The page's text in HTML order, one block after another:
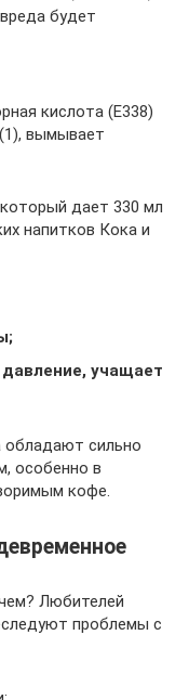
будет
кислота (Е338)
вымывает
дает 330 мл
напитков Кока и
учащает
обладают сильно
особенно в
кофе.
Любителей
проблемы с